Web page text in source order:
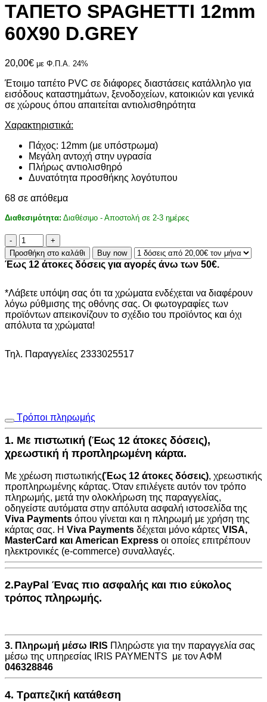
ΤΑΠΕΤΟ SPAGHETTI 12mm
60X90 D.GREY
20,00€ με Φ.Π.Α. 24%
Έτοιμο ταπέτο PVC σε διάφορες διαστάσεις κατάλληλο για
εισόδους καταστημάτων, ξενοδοχείων, κατοικιών και γενικά
σε χώρους όπου απαιτείται αντιολισθηρότητα
Χαρακτηριστικά:
Πάχος: 12mm (με υπόστρωμα)
Μεγάλη αντοχή στην υγρασία
Πλήρως αντιολισθηρό
Δυνατότητα προσθήκης λογότυπου
68 σε απόθεμα
Διαθεσιμότητα: Διαθέσιμο - Αποστολή σε 2-3 ημέρες
ΤΑΠΕΤΟ
SPAGHETTI
12mm
60X90
ποσότητα
Προσθήκη στο καλάθι Buy now
Έως 12 άτοκες δόσεις για αγορές άνω των 50€.
*Λάβετε υπόψη σας ότι τα χρώματα ενδέχεται να διαφέρουν
λόγω ρύθμισης της οθόνης σας. Οι φωτογραφίες των
προϊόντων απεικονίζουν το σχέδιο του προϊόντος και όχι
απόλυτα τα χρώματα!
Τηλ. Παραγγελίες 2333025517
Τρόποι πληρωμής
1. Με πιστωτική (Έως 12 άτοκες δόσεις),
χρεωστική ή προπληρωμένη κάρτα.
Με χρέωση πιστωτικής(Έως 12 άτοκες δόσεις), χρεωστικής
προπληρωμένης κάρτας. Όταν επιλέγετε αυτόν τον τρόπο
πληρωμής, μετά την ολοκλήρωση της παραγγελίας,
οδηγείστε αυτόματα στην απόλυτα ασφαλή ιστοσελίδα της
Viva Payments όπου γίνεται και η πληρωμή με χρήση της
κάρτας σας. Η Viva Payments δέχεται μόνο κάρτες VISA,
MasterCard και American Express οι οποίες επιτρέπουν
ηλεκτρονικές (e-commerce) συναλλαγές.
2.PayPal Ένας πιο ασφαλής και πιο εύκολος
τρόπος πληρωμής.
3. Πληρωμή μέσω IRIS Πληρώστε για την παραγγελία σας
μέσω της υπηρεσίας IRIS PAYMENTS με τον ΑΦΜ
046328846
4. Τραπεζική κατάθεση